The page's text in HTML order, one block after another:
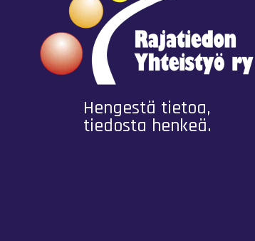
Hengestä tietoa,
tiedosta henkeä.